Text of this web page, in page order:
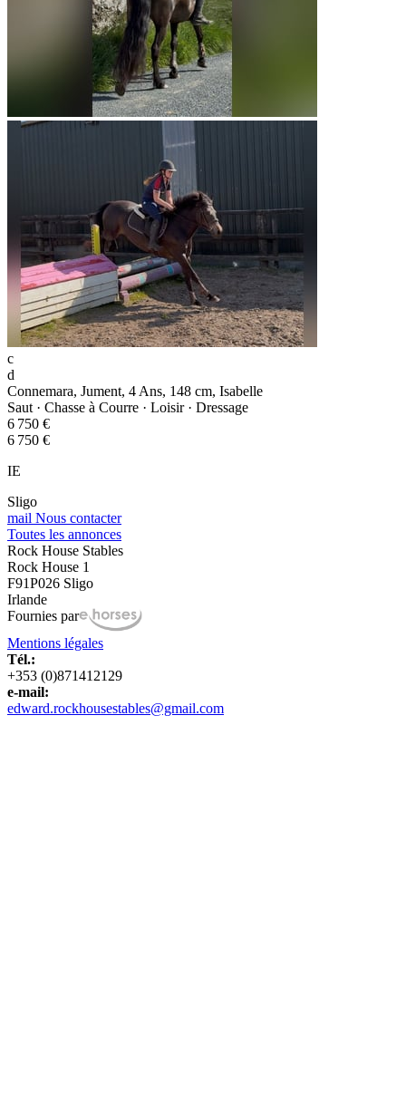
c
d
Connemara, Jument, 4 Ans, 148 cm, Isabelle
Saut · Chasse à Courre · Loisir · Dressage
6 750 €
6 750 €
IE
Sligo
mail Nous contacter
Toutes les annonces
Rock House Stables
Rock House 1
F91P026 Sligo
Irlande
Fournies par
Mentions légales
Tél.:
+353 (0)871412129
e-mail:
edward.rockhousestables@gmail.com